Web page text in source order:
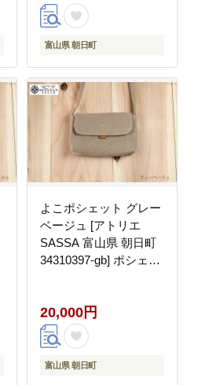
富山県 朝日町
よこポシェット グレー
ベージュ [アトリエ
SASSA 富山県 朝日町
34310397-gb] ポシェッ
しゃれ 手作り シンプル
レザー
20,000円
富山県 朝日町